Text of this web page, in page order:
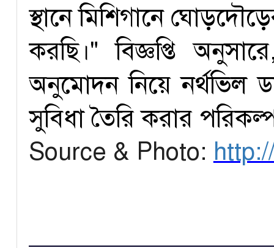
স্থানে মিশিগানে
করছি।" বিজ্ঞপ্তি
অনুমোদন নিয়ে নর্থভিল
সুবিধা তৈরি করার
Source & Photo: